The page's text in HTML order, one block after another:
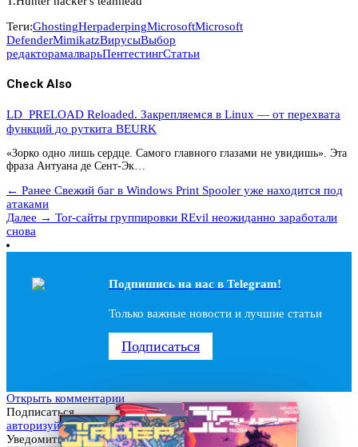
Теги:GhostingHerpaderpingMicrosoftMicrosoft
DefenderMimikatzВирусыВыбор
редакторамалварьПентестингСтатьи
Check Also
LD_PRELOAD Reloaded. Закрепляемся в Linux — от перехвата
функций до руткита BEURK
«Зорко одно лишь сердце. Самого главного глазами не увидишь». Эта
фраза Антуана де Сент-Эк…
← Ранее Свежий баг в Windows Print Spooler уже находится под
атаками
Далее → Tor-сайты группировки REvil неожиданно заработали
снова
Подпишись на наc в Telegram!
Только важные новости и лучшие статьи
Подписаться
Открыть комментарии
Подписаться
авторизуйтесь
Уведомить о